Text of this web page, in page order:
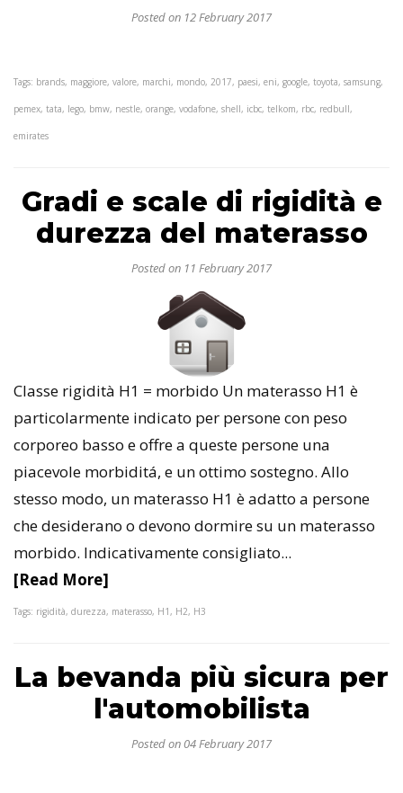
Posted on 12 February 2017
Tags: brands, maggiore, valore, marchi, mondo, 2017, paesi, eni, google, toyota, samsung,
pemex, tata, lego, bmw, nestle, orange, vodafone, shell, icbc, telkom, rbc, redbull,
emirates
Gradi e scale di rigidità e
durezza del materasso
Posted on 11 February 2017
Classe rigidità H1 = morbido Un materasso H1 è
particolarmente indicato per persone con peso
corporeo basso e offre a queste persone una
piacevole morbiditá, e un ottimo sostegno. Allo
stesso modo, un materasso H1 è adatto a persone
che desiderano o devono dormire su un materasso
morbido. Indicativamente consigliato...
[Read More]
Tags: rigidità, durezza, materasso, H1, H2, H3
La bevanda più sicura per
l'automobilista
Posted on 04 February 2017